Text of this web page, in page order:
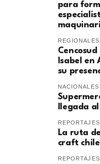
para
REGIONALES
Isabel en
su
NACIONALES
llegada
REPORTAJES
La ruta
craft
REPORTAJES